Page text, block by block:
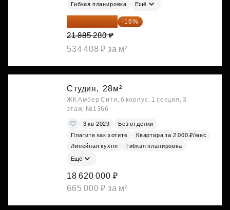
Гибкая планировка Ещё
18 383 635 ₽ -16%
21 885 280 ₽
534 408 ₽ за м²
Студия, 28м²
ЖК Амбер Сити, 6 корпус, 1 секция, 3
этаж, №1366
3 кв 2029
Без отделки
Платите как хотите
Квартира за 2 000 ₽/мес
Линейная кухня
Гибкая планировка
Ещё
18 620 000 ₽
665 000 ₽ за м²